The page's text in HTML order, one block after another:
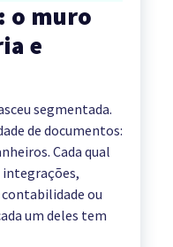
o muro
e
segmentada.
de documentos:
Cada qual
integrações,
ou
um deles tem